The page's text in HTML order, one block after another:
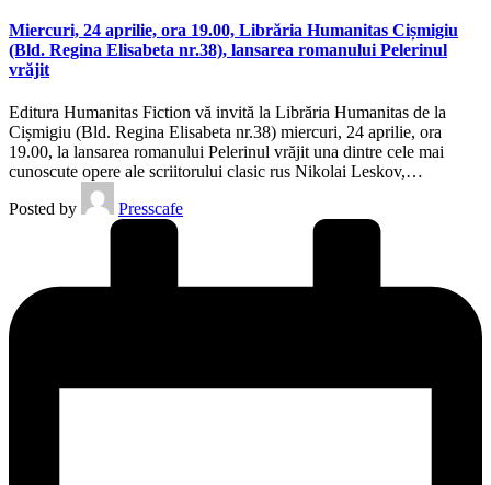
Miercuri, 24 aprilie, ora 19.00, Librăria Humanitas Cișmigiu
(Bld. Regina Elisabeta nr.38), lansarea romanului Pelerinul
vrăjit
Editura Humanitas Fiction vă invită la Librăria Humanitas de la
Cișmigiu (Bld. Regina Elisabeta nr.38) miercuri, 24 aprilie, ora
19.00, la lansarea romanului Pelerinul vrăjit una dintre cele mai
cunoscute opere ale scriitorului clasic rus Nikolai Leskov,…
Posted by
Presscafe